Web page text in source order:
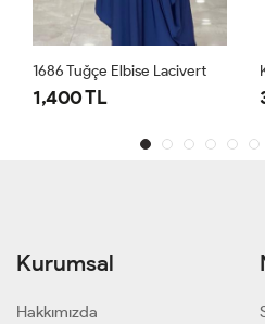
1686 Tuğçe Elbise Lacivert
1,400 TL
Kurumsal
Hakkımızda